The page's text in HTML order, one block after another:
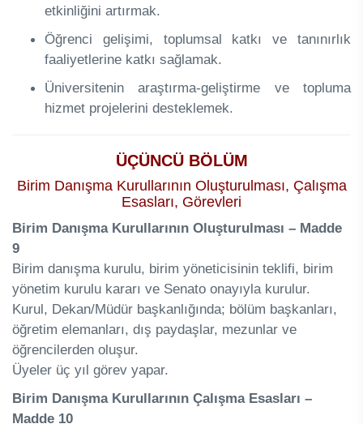
etkinliğini artırmak.
Öğrenci gelişimi, toplumsal katkı ve tanınırlık
faaliyetlerine katkı sağlamak.
Üniversitenin araştırma-geliştirme ve topluma
hizmet projelerini desteklemek.
ÜÇÜNCÜ BÖLÜM
Birim Danışma Kurullarının Oluşturulması, Çalışma
Esasları, Görevleri
Birim Danışma Kurullarının Oluşturulması – Madde
9
Birim danışma kurulu, birim yöneticisinin teklifi, birim
yönetim kurulu kararı ve Senato onayıyla kurulur.
Kurul, Dekan/Müdür başkanlığında; bölüm başkanları,
öğretim elemanları, dış paydaşlar, mezunlar ve
öğrencilerden oluşur.
Üyeler üç yıl görev yapar.
Birim Danışma Kurullarının Çalışma Esasları –
Madde 10